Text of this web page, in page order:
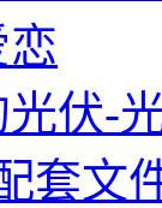
伏-
套文